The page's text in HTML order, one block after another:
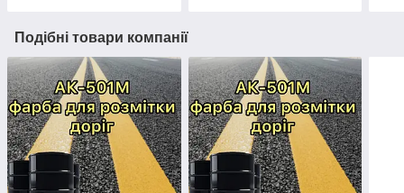
Подібні товари компанії